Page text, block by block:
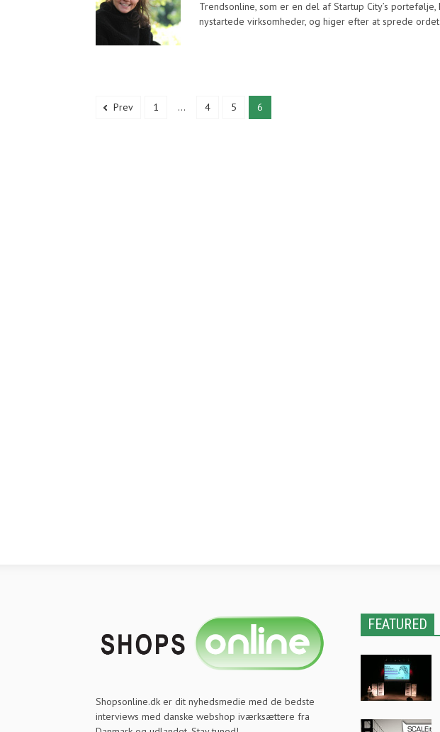
Trendsonline, som er en del af Startup City’s
nystartede virksomheder, og higer efter at sprede
Prev 1 ... 4 5 6
Shopsonline.dk er dit nyhedsmedie med de bedste
interviews med danske webshop iværksættere fra
FEATURED